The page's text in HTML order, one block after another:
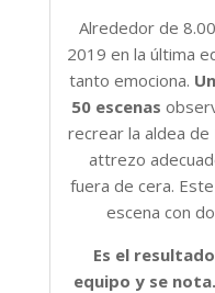
Alrededor de
2019 en la última
tanto emociona.
50 escenas
recrear la aldea de
attrezo
fuera de cera.
escena con
Es el
equipo y se